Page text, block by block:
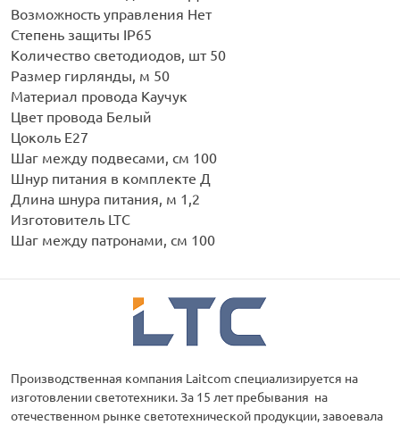
Возможность управления Нет
Степень защиты IP65
Количество светодиодов, шт 50
Размер гирлянды, м 50
Материал провода Каучук
Цвет провода Белый
Цоколь Е27
Шаг между подвесами, см 100
Шнур питания в комплекте Д
Длина шнура питания, м 1,2
Изготовитель LTC
Шаг между патронами, см 100
Производственная компания Laitcom специализируется на
изготовлении светотехники. За 15 лет пребывания на
отечественном рынке светотехнической продукции, завоевала